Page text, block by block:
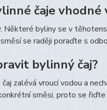
čaje
Některé byliny se v
se raději poraďte s
bylinný čaj?
zalévá vroucí vodou a
směsi, proto se řiďte